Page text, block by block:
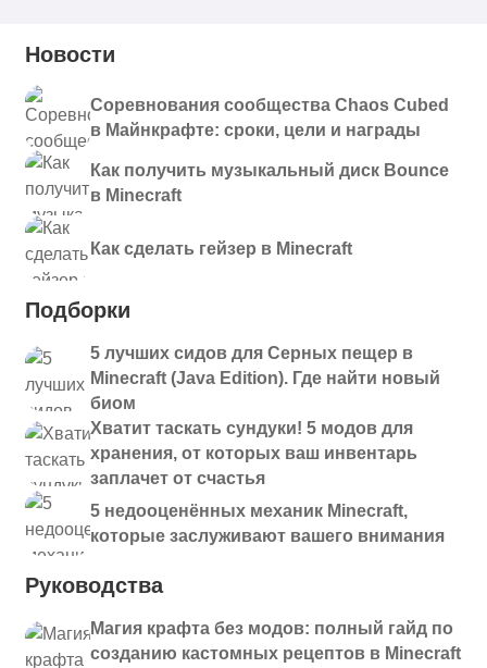
Новости
Соревнования сообщества Chaos Cubed
в Майнкрафте: сроки, цели и награды
Как получить музыкальный диск Bounce
в Minecraft
Как сделать гейзер в Minecraft
Подборки
5 лучших сидов для Серных пещер в
Minecraft (Java Edition). Где найти новый
биом
Хватит таскать сундуки! 5 модов для
хранения, от которых ваш инвентарь
заплачет от счастья
5 недооценённых механик Minecraft,
которые заслуживают вашего внимания
Руководства
Магия крафта без модов: полный гайд по
созданию кастомных рецептов в Minecraft